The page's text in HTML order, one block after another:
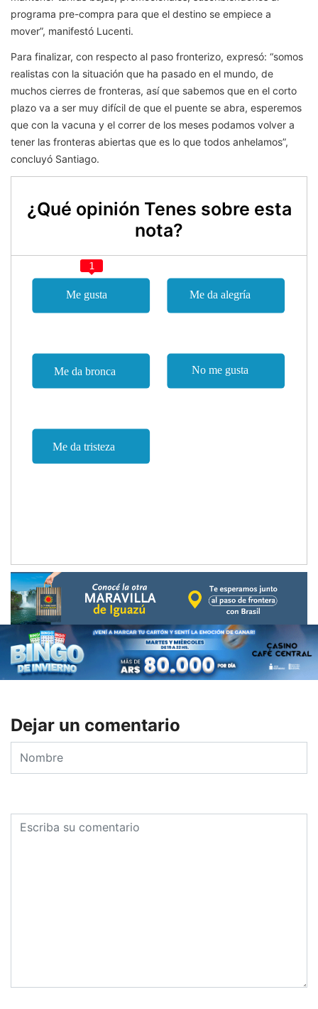
programa pre-compra para que el destino se empiece a
mover”, manifestó Lucenti.
Para finalizar, con respecto al paso fronterizo, expresó: “somos
realistas con la situación que ha pasado en el mundo, de
muchos cierres de fronteras, así que sabemos que en el corto
plazo va a ser muy difícil de que el puente se abra, esperemos
que con la vacuna y el correr de los meses podamos volver a
tener las fronteras abiertas que es lo que todos anhelamos”,
concluyó Santiago.
¿Qué opinión Tenes sobre esta
nota?
1
Dejar un comentario